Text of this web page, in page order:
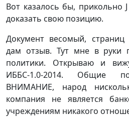
Вот казалось бы,
доказать свою позицию.
Документ весомый,
дам отзыв. Тут мне в руки
политики. Открываю и
ИББС-1.0-2014. Общие
ВНИМАНИЕ, народ
компания не является
учреждениям никакого